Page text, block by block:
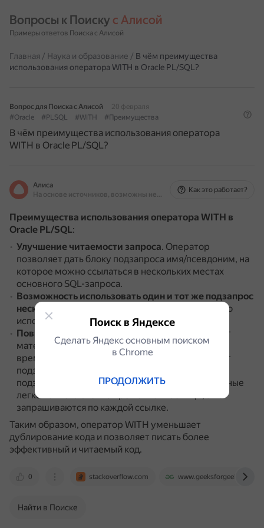
Вопросы к Поиску с Алисой
Примеры ответов Поиска с Алисой
Главная / Наука и образование / В чём преимущества
использования оператора WITH в Oracle PL/SQL?
Вопрос для Поиска с Алисой
20 февраля
#Oracle
#PLSQL #WITH #Преимущества
В чём преимущества использования оператора
WITH в Oracle PL/SQL?
Алиса
На основе источников, возможны неточности
Как это работает?
Преимущества использования оператора WITH в
Oracle PL/SQL:
Улучшение читаемости запроса. Оператор
позволяет дать блоку подзапроса имя/псевдоним, на
которое можно ссылаться в нескольких местах
основного SQL-запроса.
Возможность использовать один и тот же подзапрос
несколько раз в основном запросе
Даже можно
использовать их каскадно.
Повышение производительности
Oracle может
материализовать подзапрос, то есть создать
временную таблицу и сохранить в ней результат
подзапроса.
подзапрос более эффективными, поскольку данные
легко извлекаются из временной таблицы, а не
запрашиваются по каждой ссылке.
Таким образом, оператор WITH уменьшает
дублирование кода и позволяет писать более
эффективный и читаемый код.
0 stackoverflow.com www.geeksforgeeks.org
Найти в Поиске
Поиск в Яндексе
Сделать Яндекс основным поиском
в Сhrome
ПРОДОЛЖИТЬ